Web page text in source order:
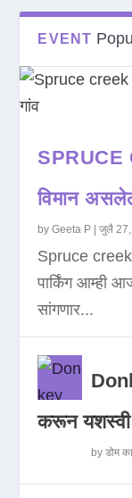
EVENT
SPRUCE
विमान
byGeeta P |जुलै
Spruce creek
पार्किंग आम्ही
सांगणार...
करून यशस्वी
byडोम